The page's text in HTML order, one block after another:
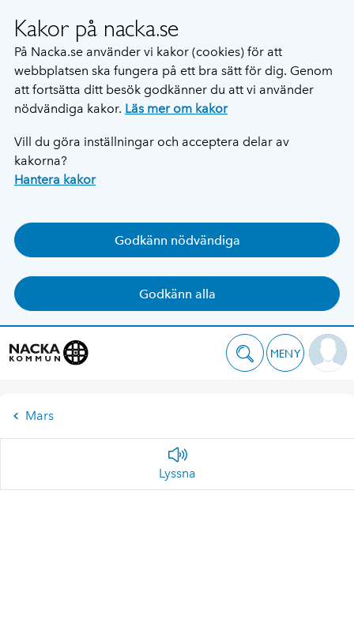
Kakor på nacka.se
På Nacka.se använder vi kakor (cookies) för att
webbplatsen ska fungera på ett bra sätt för dig. Genom
att fortsätta ditt besök godkänner du att vi använder
nödvändiga kakor. Läs mer om kakor
Vill du göra inställningar och acceptera delar av
kakorna?
Hantera kakor
Godkänn nödvändiga
Godkänn alla
MENY
Mars
Lyssna